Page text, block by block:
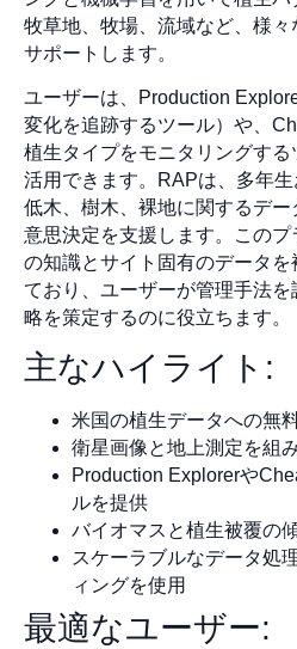
牧草地、牧場、流域など、様
サポートします。
ユーザーは、Production
変化を追跡するツール）や、
植生タイプをモニタリングす
活用できます。RAPは、多年生
低木、樹木、裸地に関するデ
意思決定を支援します。この
の知識とサイト固有のデータ
ており、ユーザーが管理手法
略を策定するのに役立ちます。
主なハイライト:
米国の植生データへの無
衛星画像と地上測定を組
Production Explorerや
ルを提供
バイオマスと植生被覆の
スケーラブルなデータ処
ィングを使用
最適なユーザー: